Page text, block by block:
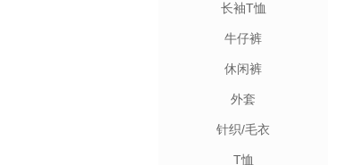
长袖T恤
牛仔裤
休闲裤
外套
针织/毛衣
T恤